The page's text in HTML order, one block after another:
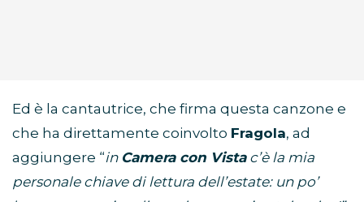
Ed è la cantautrice, che firma questa canzone e
che ha direttamente coinvolto Fragola, ad
aggiungere “in Camera con Vistac’è la mia
personale chiave di lettura dell’estate: un po’